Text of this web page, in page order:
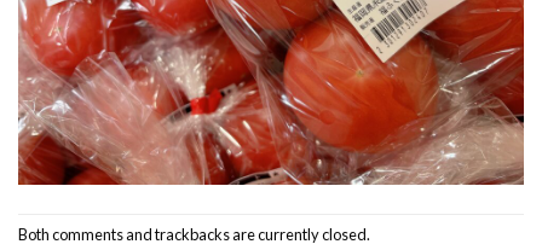
Both comments and trackbacks are currently closed.